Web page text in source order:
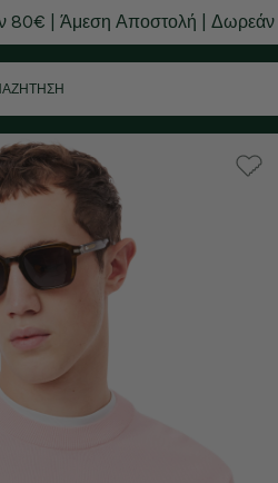
80€ | Άμεση Αποστολή | Δωρεάν